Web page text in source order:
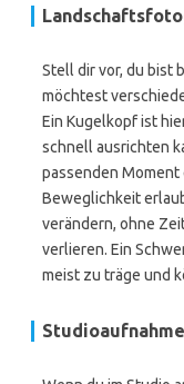
Stell dir vor, du bist
möchtest
Ein Kugelkopf ist
schnell ausrichten
passenden
Beweglichkeit
verändern, ohne
verlieren. Ein
meist zu träge und